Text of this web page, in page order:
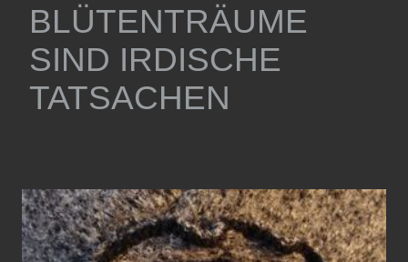
BLÜTENTRÄUME
SIND IRDISCHE
TATSACHEN